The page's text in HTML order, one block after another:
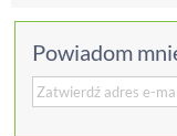
Powiadom